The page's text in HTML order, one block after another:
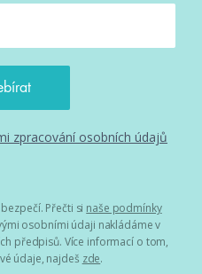
zpracování osobních údajů
Přečti si naše podmínky
osobními údaji nakládáme v
předpisů. Více informací o tom,
údaje, najdeš zde.